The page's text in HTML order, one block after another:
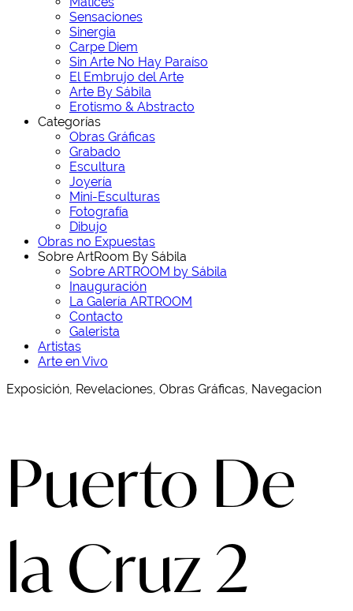
Sensaciones
Sinergia
Carpe Diem
Sin Arte No Hay Paraíso
El Embrujo del Arte
Arte By Sábila
Erotismo & Abstracto
Categorías
Obras Gráficas
Grabado
Escultura
Joyería
Mini-Esculturas
Fotografía
Dibujo
Obras no Expuestas
Sobre ArtRoom By Sábila
Sobre ARTROOM by Sábila
Inauguración
La Galería ARTROOM
Contacto
Galerista
Artistas
Arte en Vivo
Exposición, Revelaciones, Obras Gráficas, Navegacion
Puerto De
la Cruz 2